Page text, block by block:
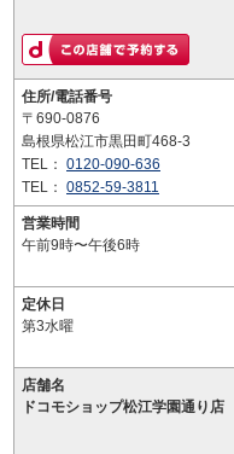
住所/電話番号
〒690-0876
島根県松江市黒田町468-3
TEL： 0120-090-636
TEL： 0852-59-3811
営業時間
午前9時〜午後6時
定休日
第3水曜
店舗名
ドコモショップ松江学園通り店